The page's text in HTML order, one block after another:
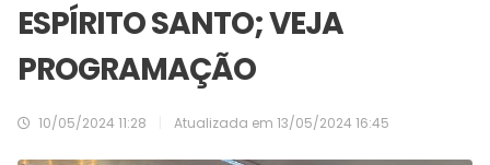
ESPÍRITO SANTO; VEJA
PROGRAMAÇÃO
10/05/2024 11:28 Atualizada em 13/05/2024 16:45